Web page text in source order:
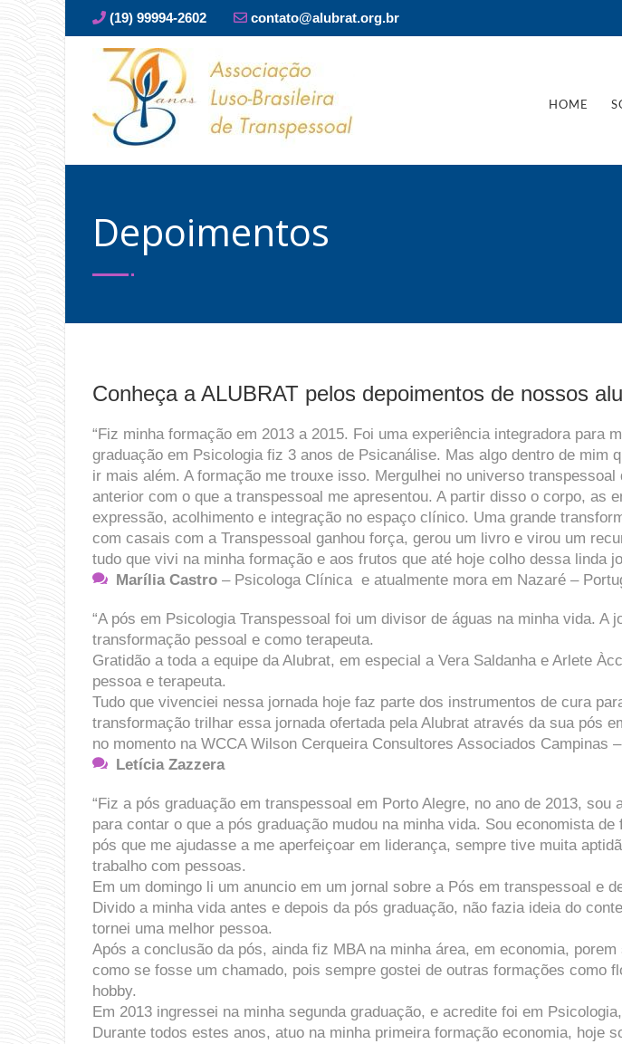
(19) 99994-2602 contato@alubrat.org.br
HOME
Depoimentos
Conheça a ALUBRAT pelos depoimentos de nossos
“Fiz minha formação em 2013 a 2015. Foi uma experiência integradora
graduação em Psicologia fiz 3 anos de Psicanálise. Mas algo dentro de
ir mais além. A formação me trouxe isso. Mergulhei no universo
anterior com o que a transpessoal me apresentou. A partir disso o corpo, as
expressão, acolhimento e integração no espaço clínico. Uma grande
com casais com a Transpessoal ganhou força, gerou um livro e virou um
tudo que vivi na minha formação e aos frutos que até hoje colho dessa linda
Marília Castro – Psicologa Clínica e atualmente mora em Nazaré –
“A pós em Psicologia Transpessoal foi um divisor de águas na minha vida.
transformação pessoal e como terapeuta.
Gratidão a toda a equipe da Alubrat, em especial a Vera Saldanha e Arlete
pessoa e terapeuta.
Tudo que vivenciei nessa jornada hoje faz parte dos instrumentos de cura
transformação trilhar essa jornada ofertada pela Alubrat através da sua pós
no momento na WCCA Wilson Cerqueira Consultores Associados Campinas –
Letícia Zazzera
“Fiz a pós graduação em transpessoal em Porto Alegre, no ano de 2013,
para contar o que a pós graduação mudou na minha vida. Sou economista
pós que me ajudasse a me aperfeiçoar em liderança, sempre tive muita
trabalho com pessoas.
Em um domingo li um anuncio em um jornal sobre a Pós em transpessoal e
Divido a minha vida antes e depois da pós graduação, não fazia ideia do
tornei uma melhor pessoa.
Após a conclusão da pós, ainda fiz MBA na minha área, em economia,
como se fosse um chamado, pois sempre gostei de outras formações
hobby.
Em 2013 ingressei na minha segunda graduação, e acredite foi em
Durante todos estes anos, atuo na minha primeira formação economia, hoje